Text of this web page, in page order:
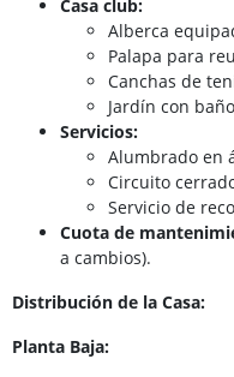
Casa club:
Alberca
Palapa para
Canchas de
Jardín con
Servicios:
Alumbrado en
Circuito
Servicio de
Cuota de
a cambios).
Distribución de la Casa:
Planta Baja: